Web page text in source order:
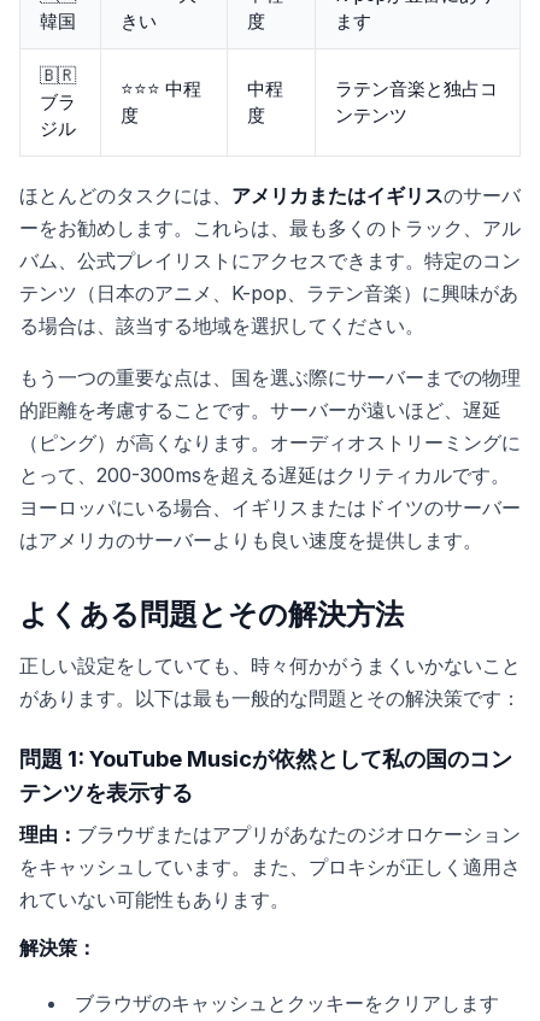
韓国
きい
度
ます
🇧🇷
ブラ
ジル
⭐⭐⭐ 中程
度
中程
度
ラテン音楽と独占コ
ンテンツ
ほとんどのタスクには、 アメリカまたはイギリスのサーバ
ーをお勧めします。これらは、最も多くのトラック、アル
バム、公式プレイリストにアクセスできます。特定のコン
テンツ（日本のアニメ、K-pop、ラテン音楽）に興味があ
る場合は、該当する地域を選択してください。
もう一つの重要な点は、国を選ぶ際にサーバーまでの物理
的距離を考慮することです。サーバーが遠いほど、遅延
（ピング）が高くなります。オーディオストリーミングに
とって、200-300msを超える遅延はクリティカルです。
ヨーロッパにいる場合、イギリスまたはドイツのサーバー
はアメリカのサーバーよりも良い速度を提供します。
よくある問題とその解決方法
正しい設定をしていても、時々何かがうまくいかないこと
があります。以下は最も一般的な問題とその解決策です：
問題 1: YouTube Musicが依然として私の国のコン
テンツを表示する
理由： ブラウザまたはアプリがあなたのジオロケーション
をキャッシュしています。また、プロキシが正しく適用さ
れていない可能性もあります。
解決策：
ブラウザのキャッシュとクッキーをクリアします